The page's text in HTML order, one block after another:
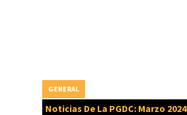
Noticias De La PGDC: Marzo 2024
GENERAL